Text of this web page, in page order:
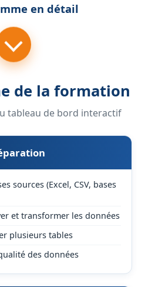
en détail
de la formation
tableau de bord interactif
sources (Excel, CSV, bases
et transformer les données
plusieurs tables
des données